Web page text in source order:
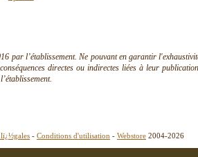
par l’établissement. Ne pouvant en garantir
directes ou indirectes liées à leur
- Conditions d'utilisation - Webstore 2004-2026